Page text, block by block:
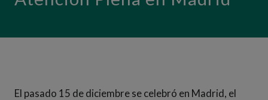
El pasado 15 de diciembre se celebró en Madrid, el